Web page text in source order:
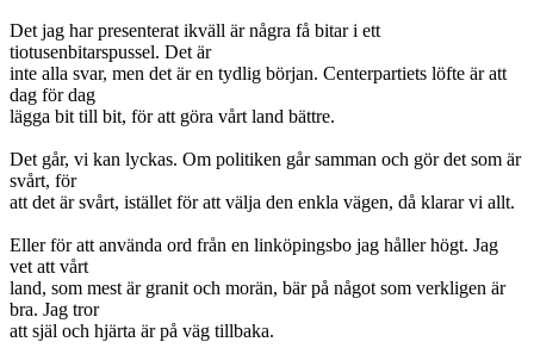
Det jag har presenterat ikväll är några få bitar i ett
tiotusenbitarspussel. Det är
inte alla svar, men det är en tydlig början. Centerpartiets löfte är att
dag för dag
lägga bit till bit, för att göra vårt land bättre.
Det går, vi kan lyckas. Om politiken går samman och gör det som är
svårt, för
att det är svårt, istället för att välja den enkla vägen, då klarar vi allt.
Eller för att använda ord från en linköpingsbo jag håller högt. Jag
vet att vårt
land, som mest är granit och morän, bär på något som verkligen är
bra. Jag tror
att själ och hjärta är på väg tillbaka.